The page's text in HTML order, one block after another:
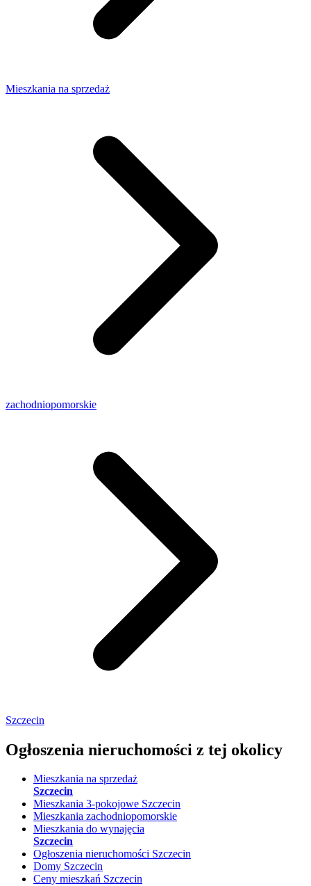
Mieszkania na sprzedaż
zachodniopomorskie
Szczecin
Ogłoszenia nieruchomości z tej okolicy
Mieszkania na sprzedaż
Szczecin
Mieszkania 3-pokojowe Szczecin
Mieszkania zachodniopomorskie
Mieszkania do wynajęcia
Szczecin
Ogłoszenia nieruchomości Szczecin
Domy Szczecin
Ceny mieszkań Szczecin